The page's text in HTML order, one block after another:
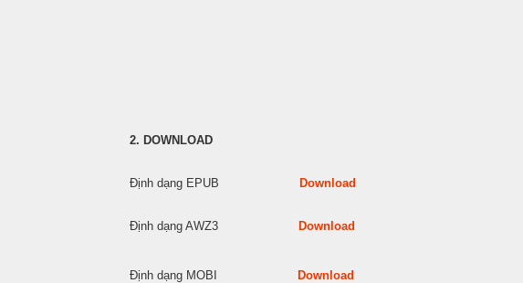
2. DOWNLOAD
Định dạng EPUB Download
Định dạng AWZ3 Download
Định dạng MOBI Download